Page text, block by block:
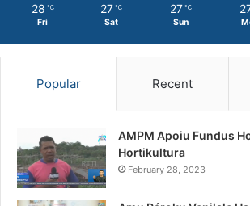
28 ℃
Fri
27 ℃
Sat
27 ℃
Sun
Popular Recent
AMPM Apoiu Fundus
Hortikultura
February 28, 2023